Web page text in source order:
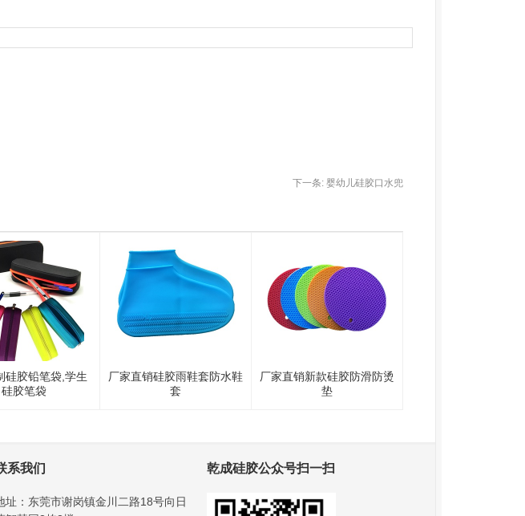
下一条: 婴幼儿硅胶口水兜
硅胶铅笔袋,学生
硅胶笔袋
厂家直销硅胶雨鞋套防水鞋
套
厂家直销新款硅胶防滑防烫
垫
系我们
址：东莞市谢岗镇金川二路18号向日
乾成硅胶公众号扫一扫